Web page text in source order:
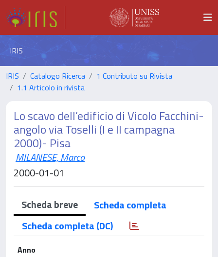
IRIS
IRIS Catalogo Ricerca
1 Contributo su Rivista
1.1 Articolo in rivista
Lo scavo dell’edificio di Vicolo Facchini-
angolo via Toselli (I e II campagna
2000)- Pisa
MILANESE, Marco
2000-01-01
Scheda breve
Scheda completa
Scheda completa (DC)
Anno